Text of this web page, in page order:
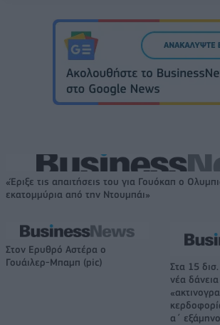
«Έριξε τις απαιτήσεις του για Γουόκαπ ο
εκατομμύρια από την Ντουμπάι»
Στον Ερυθρό Αστέρα ο
Γουάιλερ-Μπαμπ (pic)
Στα 15
νέα
α΄ εξάμηνο